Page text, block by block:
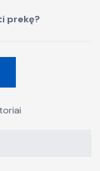
prekę?